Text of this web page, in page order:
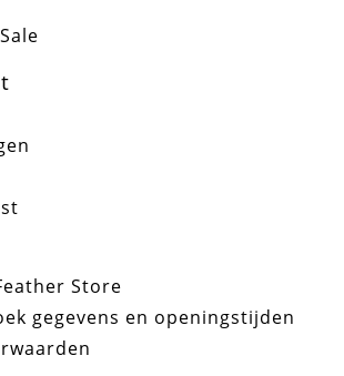
Store
gegevens en openingstijden